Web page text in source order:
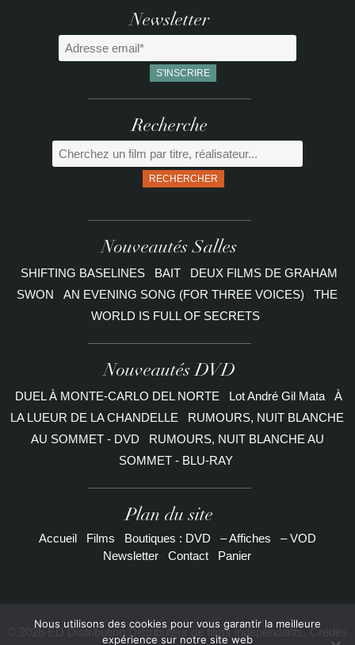
Newsletter
Recherche
RECHERCHER
Nouveautés Salles
SHIFTING BASELINES BAIT
DEUX FILMS DE GRAHAM
SWON
AN EVENING SONG (FOR THREE VOICES)
THE
WORLD IS FULL OF SECRETS
Nouveautés DVD
DUEL À MONTE-CARLO DEL NORTE Lot André Gil Mata
À
LA LUEUR DE LA CHANDELLE
RUMOURS, NUIT BLANCHE
AU SOMMET - DVD
RUMOURS, NUIT BLANCHE AU
SOMMET - BLU-RAY
Plan du site
Accueil Films Boutiques : DVD – Affiches
– VOD
Newsletter
Contact Panier
© 2026 ED Distribution Distributeur de films indépendants. Crédits
Nous utilisons des cookies pour vous garantir la meilleure
expérience sur notre site web